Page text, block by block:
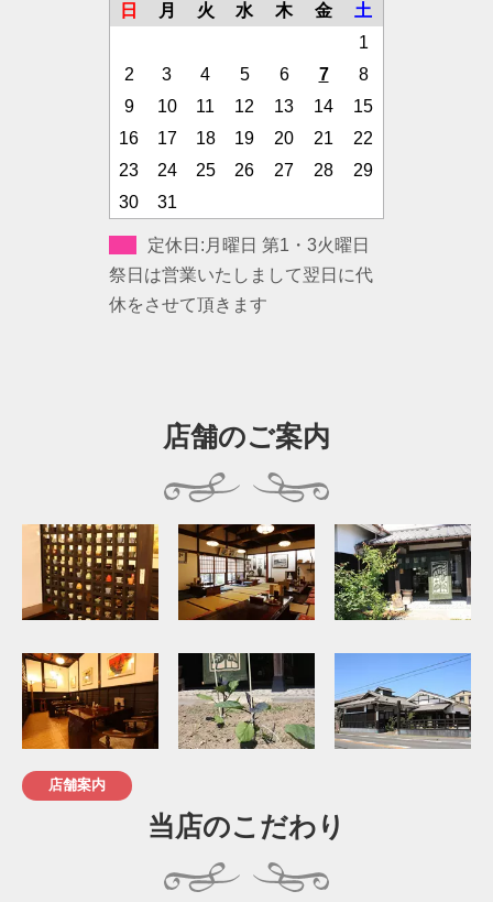
日
月 火 水 木 金
土
1
2
3 4 5 6 7
8
9
10 11 12 13 14
15
16
17 18 19 20 21
22
23
24 25 26 27 28
29
30
31
定休日:月曜日 第1・3火曜日
祭日は営業いたしまして翌日に代
休をさせて頂きます
店舗のご案内
店舗案内
当店のこだわり